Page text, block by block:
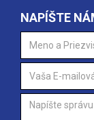
NAPÍŠTE